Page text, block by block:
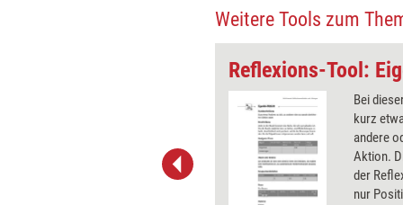
Weitere Tools zum
Reflexions-Tool:
Bei
kurz
andere
Aktion.
der
nur